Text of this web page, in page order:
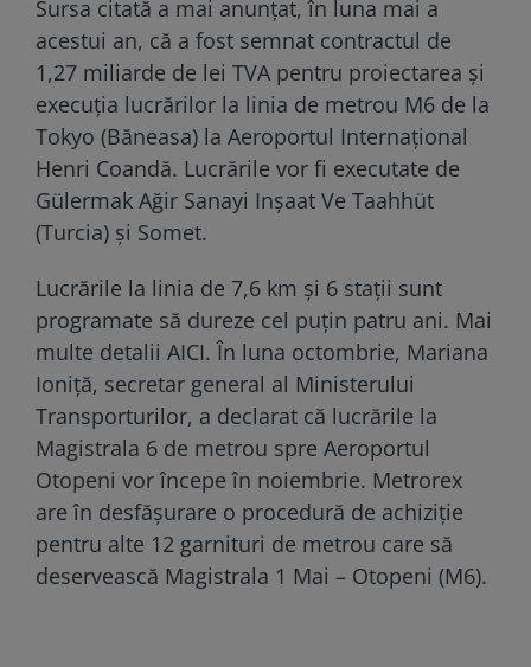
Sursa citată a mai anunțat, în luna mai a
acestui an, că a fost semnat contractul de
1,27 miliarde de lei TVA pentru proiectarea și
execuția lucrărilor la linia de metrou M6 de la
Tokyo (Băneasa) la Aeroportul Internațional
Henri Coandă. Lucrările vor fi executate de
Gülermak Ağir Sanayi Inșaat Ve Taahhüt
(Turcia) și Somet.
Lucrările la linia de 7,6 km și 6 stații sunt
programate să dureze cel puțin patru ani. Mai
multe detalii AICI. În luna octombrie, Mariana
Ioniță, secretar general al Ministerului
Transporturilor, a declarat că lucrările la
Magistrala 6 de metrou spre Aeroportul
Otopeni vor începe în noiembrie. Metrorex
are în desfășurare o procedură de achiziție
pentru alte 12 garnituri de metrou care să
deservească Magistrala 1 Mai – Otopeni (M6).